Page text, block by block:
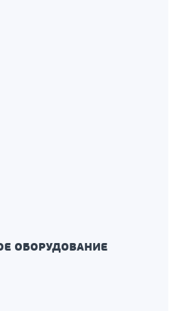
ОБОРУДОВАНИЕ